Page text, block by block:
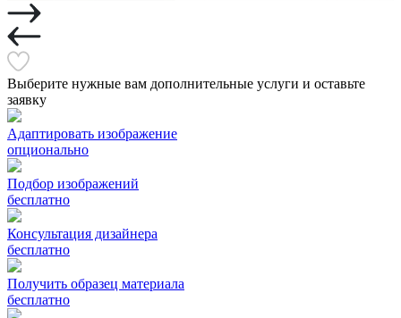
Выберите нужные вам дополнительные услуги и оставьте
заявку
Адаптировать изображение
опционально
Подбор изображений
бесплатно
Консультация дизайнера
бесплатно
Получить образец материала
бесплатно